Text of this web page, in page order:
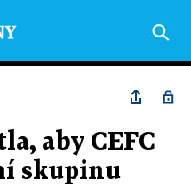
aby CEFC
skupinu